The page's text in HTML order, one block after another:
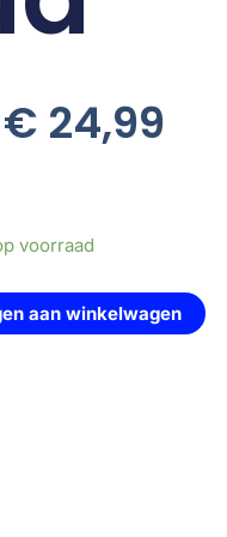
€ 55,00.
€24,99
voorraad
aan winkelwagen